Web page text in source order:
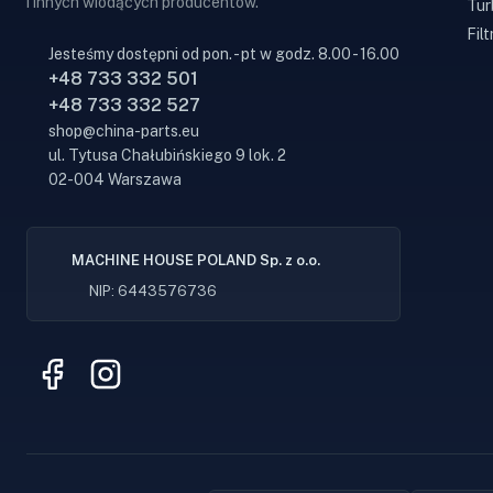
Jesteśmy dostępni od pon. - pt w godz. 8.00 - 16.00
+48 733 332 501
+48 733 332 527
shop@china-parts.eu
ul. Tytusa Chałubińskiego 9 lok. 2
02-004 Warszawa
MACHINE HOUSE POLAND Sp. z o.o.
NIP: 6443576736